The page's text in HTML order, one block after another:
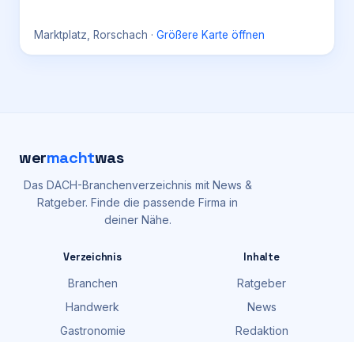
Marktplatz, Rorschach · Größere Karte öffnen
wermachtwas
Das DACH-Branchenverzeichnis mit News &
Ratgeber. Finde die passende Firma in
deiner Nähe.
Verzeichnis
Branchen
Handwerk
Gastronomie
Inhalte
Ratgeber
News
Redaktion